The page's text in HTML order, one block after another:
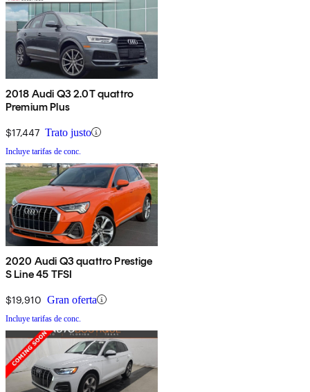
2018 Audi Q3 2.0T quattro
Premium Plus
$17,447 Trato justo
Incluye tarifas de conc.
2020 Audi Q3 quattro Prestige
S Line 45 TFSI
$19,910 Gran oferta
Incluye tarifas de conc.